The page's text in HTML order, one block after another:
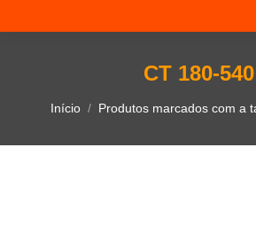
CT 180-540
Você está aqui:
Início Produtos marcados com a